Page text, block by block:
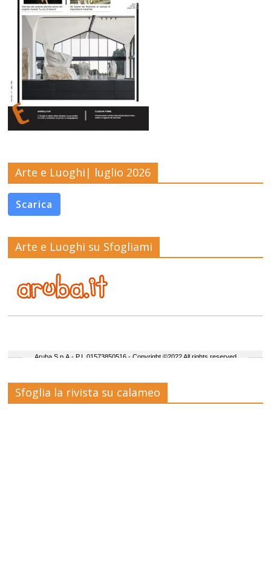
Arte e Luoghi| luglio 2026
Scarica
Arte e Luoghi su Sfogliami
Sfoglia la rivista su calameo